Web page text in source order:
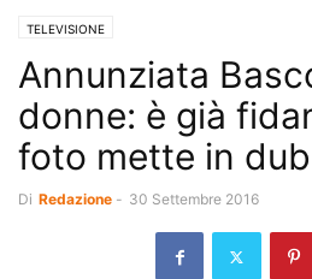
TELEVISIONE
Annunziata
donne: è già
foto mette in
Di Redazione - 30 Settembre 2016